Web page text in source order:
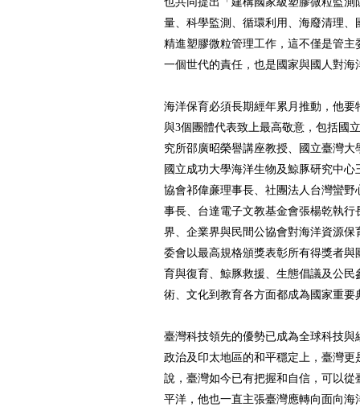
量、科學監測、循環利用、海廢清理
精進塑膠微粒管理工作，這不僅是管
一個世代的責任，也是國家與國人對海
海洋保育必須長期經年累月推動，他要
與3個團體代表致上最高敬意，包括國
究所邵廣昭榮譽講座教授、國立臺灣
國立成功大學海洋生物及鯨豚研究中
協會祁偉亷理事長、社團法人台灣蠻
事長、台達電子文教基金會張楊乾執
界、企業界與民間公協會對海洋資源
委會以最高規格頒獎表彰所有得獎者
育與復育、鯨豚救援、生態倡議及公
術、文化到教育各方面都成為國家重要
臺灣科技領先的優勢已成為全球科技
政治及印太地區的和平穩定上，臺灣
說，臺灣如今已有把握和自信，可以
平洋，他也一直主張臺灣應轉向面向